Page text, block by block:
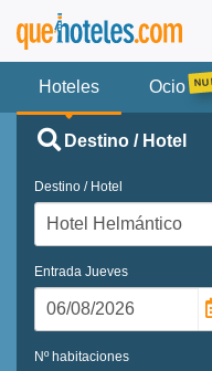
Hoteles Ocio
Destino / Hotel
Destino / Hotel
Entrada Jueves
Nº habitaciones